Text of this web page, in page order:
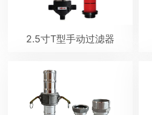
2.5寸T型手动过滤器